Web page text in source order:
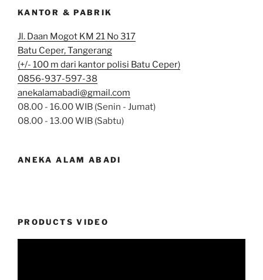
KANTOR & PABRIK
Jl. Daan Mogot KM 21 No 317
Batu Ceper, Tangerang
(+/- 100 m dari kantor polisi Batu Ceper)
0856-937-597-38
anekalamabadi@gmail.com
08.00 - 16.00 WIB (Senin - Jumat)
08.00 - 13.00 WIB (Sabtu)
ANEKA ALAM ABADI
PRODUCTS VIDEO